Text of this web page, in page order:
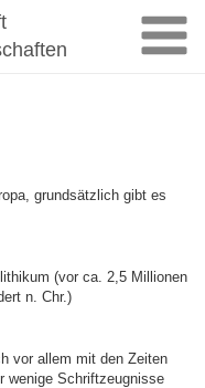
grundsätzlich gibt es
(vor ca. 2,5 Millionen
n. Chr.)
vor allem mit den Zeiten
wenige Schriftzeugnisse